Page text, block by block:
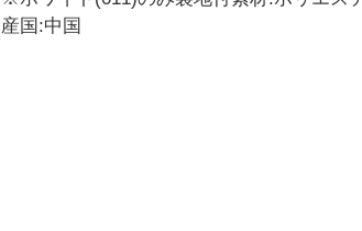
産国:中国